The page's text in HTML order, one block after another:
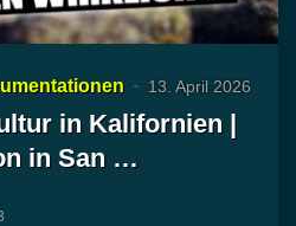
13. April 2026
in Kalifornien |
in San …